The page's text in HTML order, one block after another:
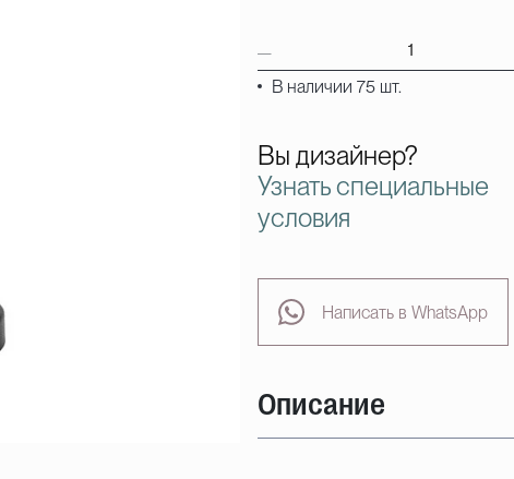
В наличии 75 шт.
Вы дизайнер?
Узнать специальные
условия
Написать в WhatsApp
Описание